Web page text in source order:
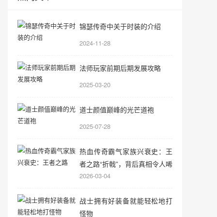
锦瑟传奇中关于时装的介绍
2024-11-28
法师玩家前期后期发展攻略
2025-03-20
道士颜值巅峰的光芒道袍
2025-07-28
热血传奇霸气家族兴衰史：王
者之路“折戟”，背后真相令人唏
嘘
2026-03-04
战士拥有好装备就能轻松地打
怪物